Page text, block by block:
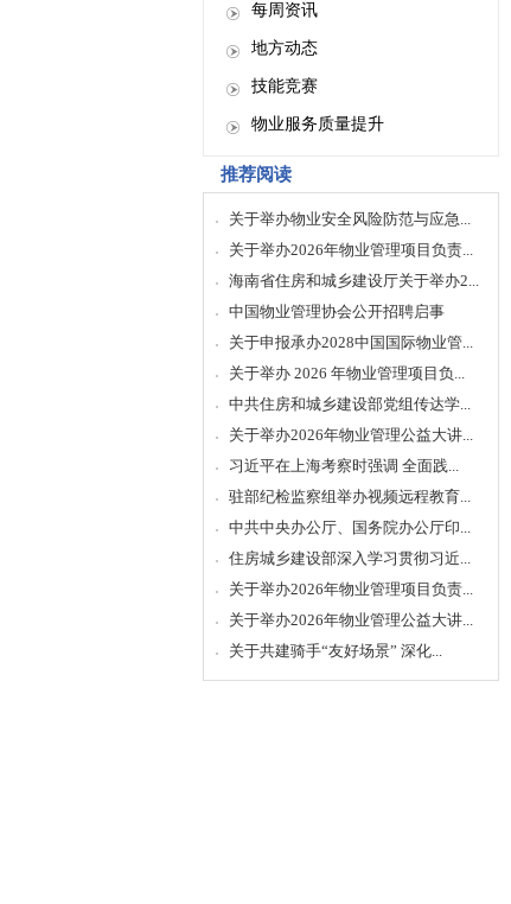
每周资讯
地方动态
技能竞赛
物业服务质量提升
推荐阅读
关于举办物业安全风险防范与应急...
关于举办2026年物业管理项目负责...
海南省住房和城乡建设厅关于举办2...
中国物业管理协会公开招聘启事
关于申报承办2028中国国际物业管...
关于举办 2026 年物业管理项目负...
中共住房和城乡建设部党组传达学...
关于举办2026年物业管理公益大讲...
习近平在上海考察时强调 全面践...
驻部纪检监察组举办视频远程教育...
中共中央办公厅、国务院办公厅印...
住房城乡建设部深入学习贯彻习近...
关于举办2026年物业管理项目负责...
关于举办2026年物业管理公益大讲...
关于共建骑手“友好场景” 深化...